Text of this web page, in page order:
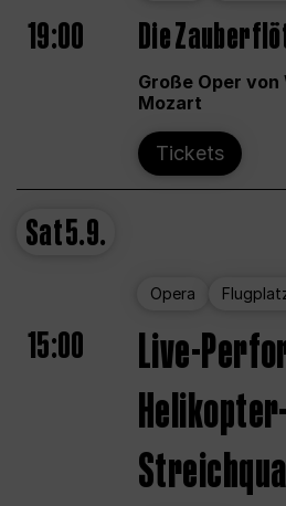
19:00 Die
Große Oper
Mozart
Tickets
Sat5.9.
Opera
15:00
Live-
Helikopter-